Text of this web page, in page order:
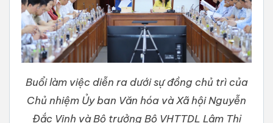
Buổi làm việc diễn ra dưới sự đồng chủ trì của
Chủ nhiệm Ủy ban Văn hóa và Xã hội Nguyễn
Đắc Vinh và Bộ trưởng Bộ VHTTDL Lâm Thị